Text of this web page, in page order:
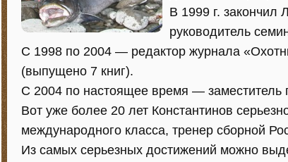
В 1999 г. закончил
руководитель
С 1998 по 2004 — редактор журнала
(выпущено 7 книг).
С 2004 по настоящее время — заместитель
Вот уже более 20 лет Константинов
международного класса, тренер сборной
Из самых серьезных достижений можно